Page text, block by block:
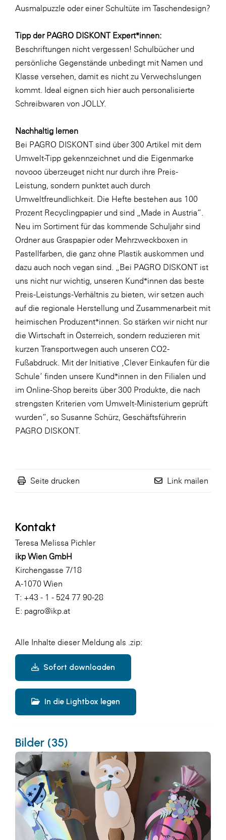
WK UBIT
Zühlke
Media
Ausmalpuzzle oder einer Schultüte im Taschendesign?
Tipp der PAGRO DISKONT Expert*innen:
Beschriftungen nicht vergessen! Schulbücher und
persönliche Gegenstände unbedingt mit Namen und
Klasse versehen, damit es nicht zu Verwechslungen
kommt. Ideal eignen sich hier auch personalisierte
Schreibwaren von JOLLY.
Nachhaltig lernen
Bei PAGRO DISKONT sind über 300 Artikel mit dem
Umwelt-Tipp gekennzeichnet und die Eigenmarke
novooo überzeuget nicht nur durch ihre Preis-
Leistung, sondern punktet auch durch
Umweltfreundlichkeit. Die Hefte bestehen aus 100
Prozent Recyclingpapier und sind „Made in Austria“.
Neu im Sortiment für das kommende Schuljahr sind
Ordner aus Graspapier oder Mehrzweckboxen in
Pastellfarben, die ganz ohne Plastik auskommen und
dazu auch noch vegan sind. „Bei PAGRO DISKONT ist
uns nicht nur wichtig, unseren Kund*innen das beste
Preis-Leistungs-Verhältnis zu bieten, wir setzen auch
auf die regionale Herstellung und Zusammenarbeit mit
heimischen Produzent*innen. So stärken wir nicht nur
die Wirtschaft in Österreich, sondern reduzieren mit
kurzen Transportwegen auch unseren CO2-
Fußabdruck. Mit der Initiative ‚Clever Einkaufen für die
Schule‘ finden unsere Kund*innen in den Filialen und
im Online-Shop bereits über 300 Produkte, die nach
strengsten Kriterien vom Umwelt-Ministerium geprüft
wurden“, so Susanne Schürz, Geschäftsführerin
PAGRO DISKONT.
Seite drucken Link mailen
Kontakt
Teresa Melissa Pichler
ikp Wien GmbH
Kirchengasse 7/18
A-1070 Wien
T: +43 - 1 - 524 77 90-28
E: pagro@ikp.at
Alle Inhalte dieser Meldung als .zip:
Sofort downloaden
In die Lightbox legen
Bilder (35)